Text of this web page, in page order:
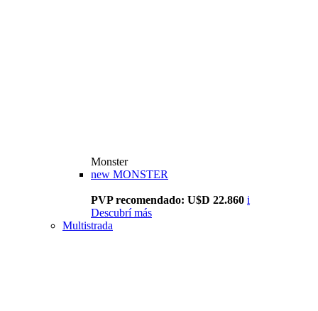
Monster
new MONSTER
PVP recomendado: U$D 22.860 i
Descubrí más
Multistrada